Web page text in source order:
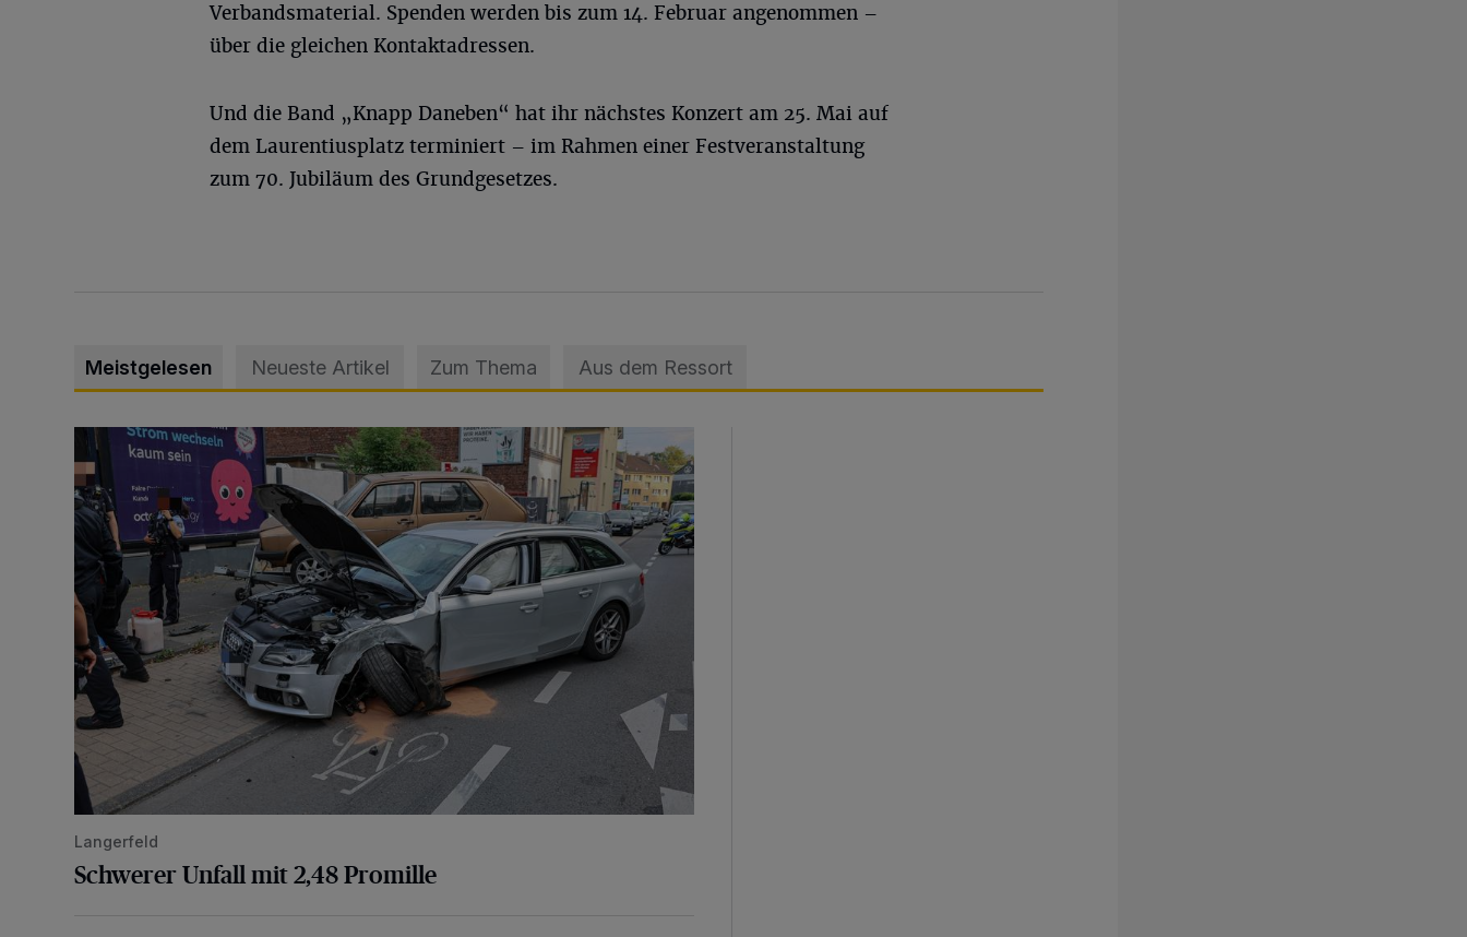
Verbandsmaterial. Spenden werden bis zum 14. Februar angenommen –
über die gleichen Kontaktadressen.
Und die Band „Knapp Daneben“ hat ihr nächstes Konzert am 25. Mai auf
dem Laurentiusplatz terminiert – im Rahmen einer Festveranstaltung
zum 70. Jubiläum des Grundgesetzes.
Meistgelesen Neueste Artikel Zum Thema Aus dem Ressort
Schwerer Unfall mit 2,48 Promille
Langerfeld
Schwerer Unfall mit 2,48 Promille